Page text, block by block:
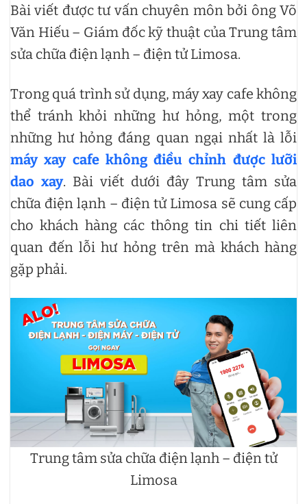
Bài viết được tư vấn chuyên môn bởi ông Võ
Văn Hiếu – Giám đốc kỹ thuật của Trung tâm
sửa chữa điện lạnh – điện tử Limosa.
Trong quá trình sử dụng, máy xay cafe không
thể tránh khỏi những hư hỏng, một trong
những hư hỏng đáng quan ngại nhất là lỗi
máy xay cafe không điều chỉnh được lưỡi
dao xay. Bài viết dưới đây Trung tâm sửa
chữa điện lạnh – điện tử Limosa sẽ cung cấp
cho khách hàng các thông tin chi tiết liên
quan đến lỗi hư hỏng trên mà khách hàng
gặp phải.
Trung tâm sửa chữa điện lạnh – điện tử
Limosa